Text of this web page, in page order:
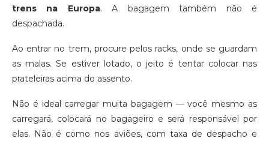
trens na Europa. A bagagem também não é
despachada.
Ao entrar no trem, procure pelos racks, onde se guardam
as malas. Se estiver lotado, o jeito é tentar colocar nas
prateleiras acima do assento.
Não é ideal carregar muita bagagem — você mesmo as
carregará, colocará no bagageiro e será responsável por
elas. Não é como nos aviões, com taxa de despacho e